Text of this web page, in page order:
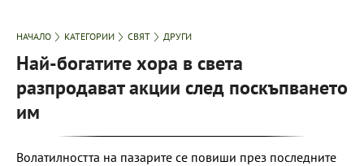
НАЧАЛО КАТЕГОРИИ СВЯТ ДРУГИ
Най-богатите хора в света
разпродават акции след поскъпването
им
Волатилността на пазарите се повиши през последните